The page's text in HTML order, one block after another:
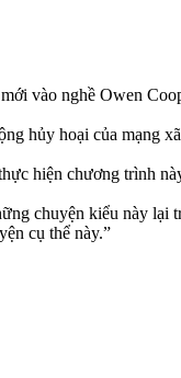
vào nghề Owen
hủy hoại của mạng
hiện chương trình
chuyện kiểu này
cụ thể này.”